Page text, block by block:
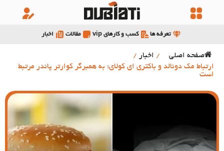
تعرفه ها کسب و کارهای vip مقالات اخبار
صفحه اصلی / اخبار /
ارتباط مک دونالد و باکتری ای کولای؛ به همبرگر کوارتر پاندر مرتبط
است